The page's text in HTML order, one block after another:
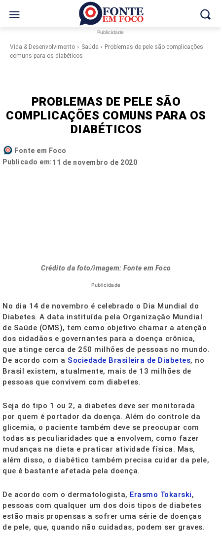
Publicidade
Vida & Desenvolvimento Saúde
Problemas de pele são complicações
comuns para os diabéticos
PROBLEMAS DE PELE SÃO
COMPLICAÇÕES COMUNS PARA OS
DIABÉTICOS
Fonte em Foco
Publicado em:11 de novembro de 2020
Crédito da foto/imagem: Fonte em Foco
Publicidade
No dia 14 de novembro é celebrado o Dia Mundial do
Diabetes. A data instituída pela Organização Mundial
de Saúde (OMS), tem como objetivo chamar a atenção
dos cidadãos e governantes para a doença crônica,
que atinge cerca de 250 milhões de pessoas no mundo.
De acordo com a Sociedade Brasileira de Diabetes, no
Brasil existem, atualmente, mais de 13 milhões de
pessoas que convivem com diabetes.
Seja do tipo 1 ou 2, a diabetes deve ser monitorada
por quem é portador da doença. Além do controle da
glicemia, o paciente também deve se preocupar com
todas as peculiaridades que a envolvem, como fazer
mudanças na dieta e praticar atividade física. Mas,
além disso, o diabético também precisa cuidar da pele,
que é bastante afetada pela doença.
De acordo com o dermatologista, Erasmo Tokarski,
pessoas com qualquer um dos dois tipos de diabetes
estão mais propensas a sofrer uma série de doenças
de pele, que, quando não cuidadas, podem ser graves.